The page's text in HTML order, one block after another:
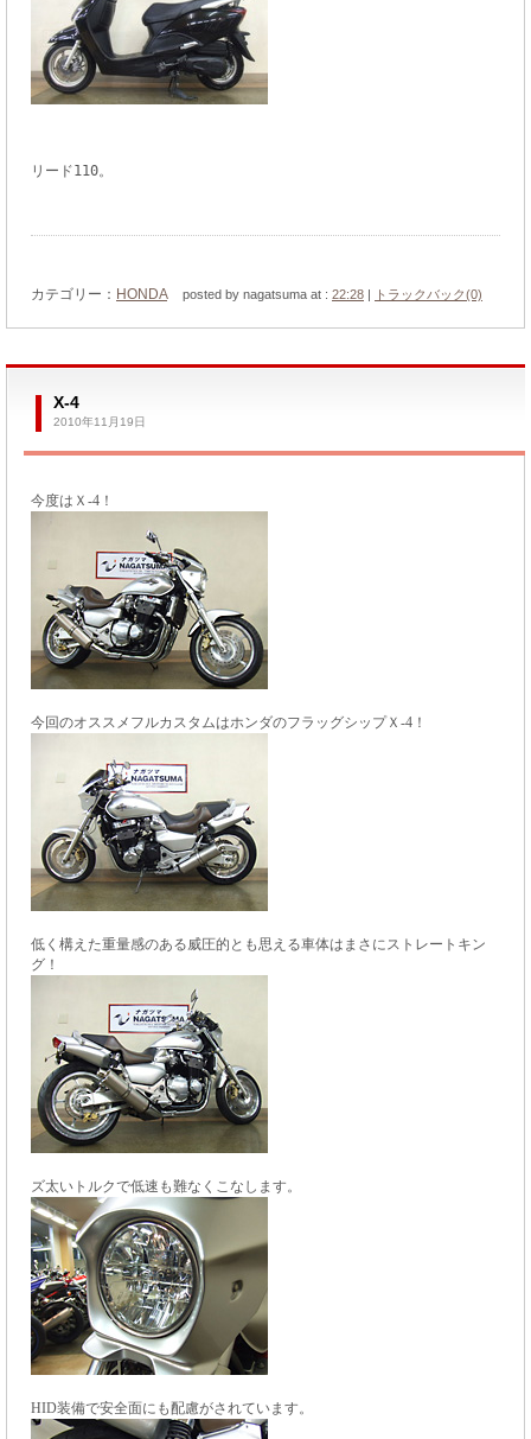
リード110。
カテゴリー： HONDA posted by nagatsuma at : 22:28 | トラックバック(0)
X-4
2010年11月19日
今度はＸ-4！
今回のオススメフルカスタムはホンダのフラッグシップＸ-4！
低く構えた重量感のある威圧的とも思える車体はまさにストレートキン
グ！
ズ太いトルクで低速も難なくこなします。
HID装備で安全面にも配慮がされています。